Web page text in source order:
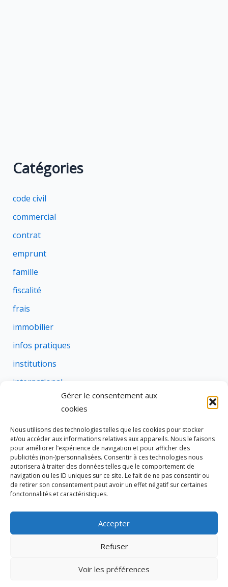
Gérer le consentement aux
cookies
Nous utilisons des technologies telles que les cookies pour stocker
et/ou accéder aux informations relatives aux appareils. Nous le faisons
pour améliorer l’expérience de navigation et pour afficher des
publicités (non-)personnalisées. Consentir à ces technologies nous
autorisera à traiter des données telles que le comportement de
navigation ou les ID uniques sur ce site. Le fait de ne pas consentir ou
de retirer son consentement peut avoir un effet négatif sur certaines
fonctonnalités et caractéristiques.
Accepter
Refuser
Voir les préférences
Catégories
code civil
commercial
contrat
emprunt
famille
fiscalité
frais
immobilier
infos pratiques
institutions
international
rural
social
succession
suretes
Tous droits réservés © 2026 Cravate de Notaire
Politique de cookies (UE)